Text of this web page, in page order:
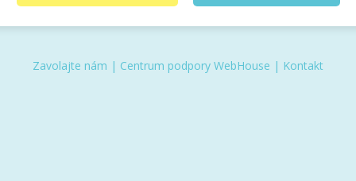
Zavolajte nám | Centrum podpory WebHouse | Kontakt